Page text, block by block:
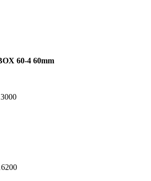
60-4 60mm